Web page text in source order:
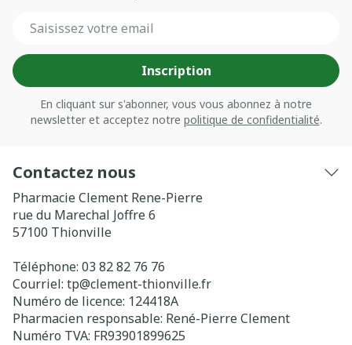
Inscription
En cliquant sur s'abonner, vous vous abonnez à notre
newsletter et acceptez notre politique de confidentialité.
Contactez nous
Pharmacie Clement Rene-Pierre
rue du Marechal Joffre 6
57100 Thionville
Téléphone: 03 82 82 76 76
Courriel: tp@clement-thionville.fr
Numéro de licence: 124418A
Pharmacien responsable: René-Pierre Clement
Numéro TVA: FR93901899625